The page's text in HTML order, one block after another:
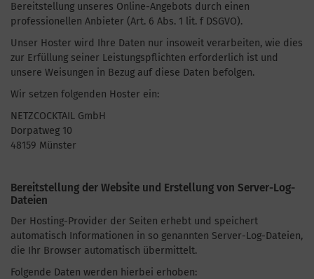
Bereitstellung unseres Online-Angebots durch einen
professionellen Anbieter (Art. 6 Abs. 1 lit. f DSGVO).
Unser Hoster wird Ihre Daten nur insoweit verarbeiten, wie dies
zur Erfüllung seiner Leistungspflichten erforderlich ist und
unsere Weisungen in Bezug auf diese Daten befolgen.
Wir setzen folgenden Hoster ein:
NETZCOCKTAIL GmbH
Dorpatweg 10
48159 Münster
Bereitstellung der Website und Erstellung von Server-Log-
Dateien
Der Hosting-Provider der Seiten erhebt und speichert
automatisch Informationen in so genannten Server-Log-Dateien,
die Ihr Browser automatisch übermittelt.
Folgende Daten werden hierbei erhoben: